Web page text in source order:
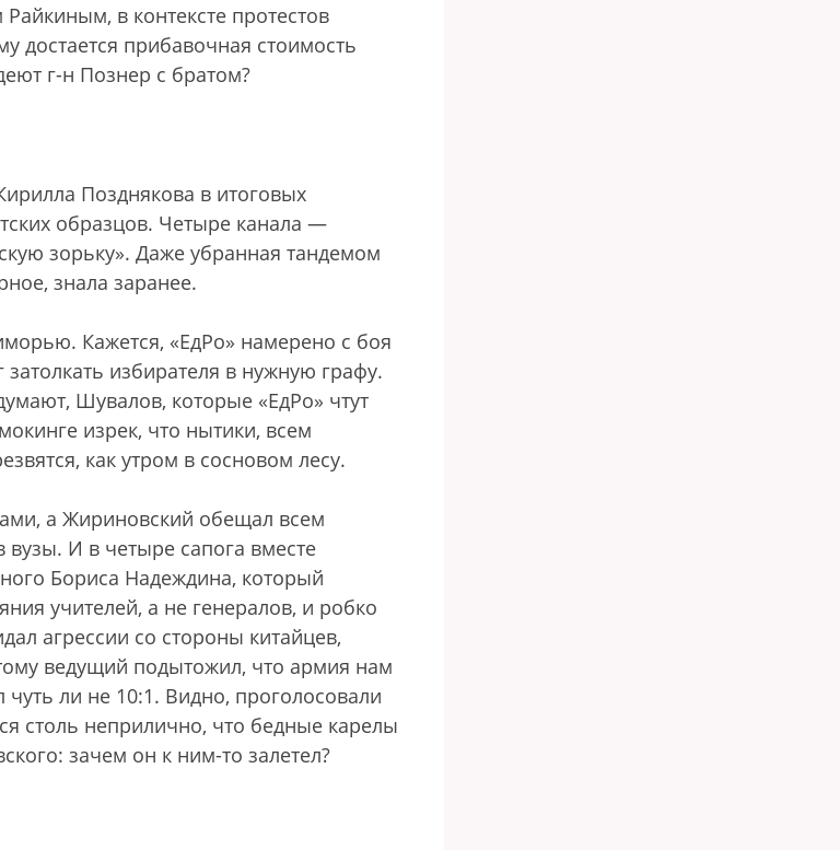
в контексте протестов
достается прибавочная стоимость
г-н Познер с братом?
Позднякова в итоговых
образцов. Четыре канала —
зорьку». Даже убранная тандемом
знала заранее.
Кажется, «ЕдРо» намерено с боя
избирателя в нужную графу.
Шувалов, которые «ЕдРо» чтут
изрек, что нытики, всем
как утром в сосновом лесу.
а Жириновский обещал всем
И в четыре сапога вместе
Бориса Надеждина, который
учителей, а не генералов, и робко
агрессии со стороны китайцев,
ведущий подытожил, что армия нам
ли не 10:1. Видно, проголосовали
столь неприлично, что бедные карелы
зачем он к ним-то залетел?